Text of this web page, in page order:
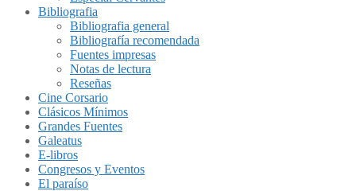
Bibliografia
Bibliografia general
Bibliografía recomendada
Fuentes impresas
Notas de lectura
Reseñas
Cine Corsario
Clásicos Mínimos
Grandes Fuentes
Galeatus
E-libros
Congresos y Eventos
El paraíso